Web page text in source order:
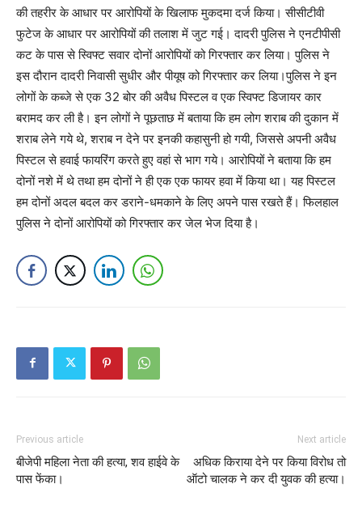
की तहरीर के आधार पर आरोपियों के खिलाफ मुकदमा दर्ज किया। सीसीटीवी
फुटेज के आधार पर आरोपियों की तलाश में जुट गई। दादरी पुलिस ने एनटीपीसी
कट के पास से स्विफ्ट सवार दोनों आरोपियों को गिरफ्तार कर लिया। पुलिस ने
इस दौरान दादरी निवासी सुधीर और पीयूष को गिरफ्तार कर लिया।पुलिस ने इन
लोगों के कब्जे से एक 32 बोर की अवैध पिस्टल व एक स्विफ्ट डिजायर कार
बरामद कर ली है। इन लोगों ने पूछताछ में बताया कि हम लोग शराब की दुकान में
शराब लेने गये थे, शराब न देने पर इनकी कहासुनी हो गयी, जिससे अपनी अवैध
पिस्टल से हवाई फायरिंग करते हुए वहां से भाग गये। आरोपियों ने बताया कि हम
दोनों नशे में थे तथा हम दोनों ने ही एक एक फायर हवा में किया था। यह पिस्टल
हम दोनों अदल बदल कर डराने-धमकाने के लिए अपने पास रखते हैं। फिलहाल
पुलिस ने दोनों आरोपियों को गिरफ्तार कर जेल भेज दिया है।
Previous article
बीजेपी महिला नेता की हत्या, शव हाईवे के
पास फेंका।
Next article
अधिक किराया देने पर किया विरोध तो
ऑटो चालक ने कर दी युवक की हत्या।